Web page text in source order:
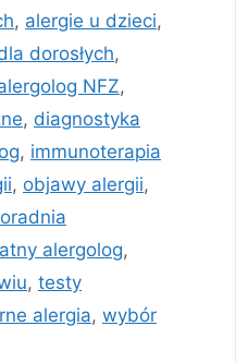
, alergie u dzieci,
dorosłych,
NFZ,
, diagnostyka
, immunoterapia
, objawy alergii,
alergolog,
, testy
alergia, wybór